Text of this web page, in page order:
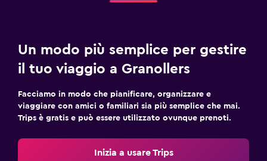
Un modo più semplice per gestire
il tuo viaggio a Granollers
Facciamo in modo che pianificare, organizzare e
viaggiare con amici o familiari sia più semplice che mai.
Trips è gratis e può essere utilizzato ovunque prenoti.
Inizia a usare Trips